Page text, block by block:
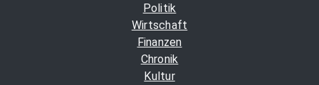
Politik
Wirtschaft
Finanzen
Chronik
Kultur